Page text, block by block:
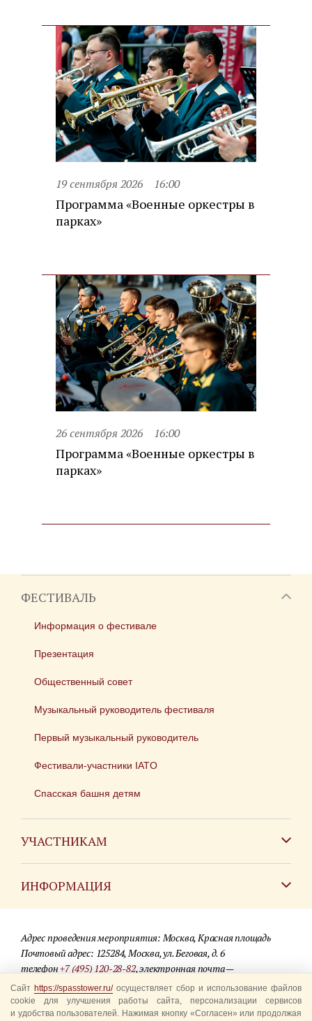
19 сентября 2026 16:00
Программа «Военные оркестры в
парках»
26 сентября 2026 16:00
Программа «Военные оркестры в
парках»
ФЕСТИВАЛЬ
Информация о фестивале
Презентация
Общественный совет
Музыкальный руководитель фестиваля
Первый музыкальный руководитель
Фестивали-участники IATO
Спасская башня детям
УЧАСТНИКАМ
ИНФОРМАЦИЯ
Для СМИ
Где купить билеты
Акции
Адрес проведения мероприятия: Москва, Красная площадь
Почтовый адрес: 125284, Москва, ул. Беговая, д. 6
телефон+7 (495) 120-28-82, электронная почта —
info@spasstower.ru
© 2009-2025 Официальный сайт фестиваля «Спасская башня»
Сайт https://spasstower.ru/осуществляет сбор и использование файлов
cookie для улучшения работы сайта, персонализации сервисов
и удобства пользователей. Нажимая кнопку «Согласен» или продолжая